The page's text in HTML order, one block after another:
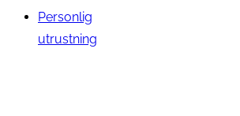
Personlig
utrustning